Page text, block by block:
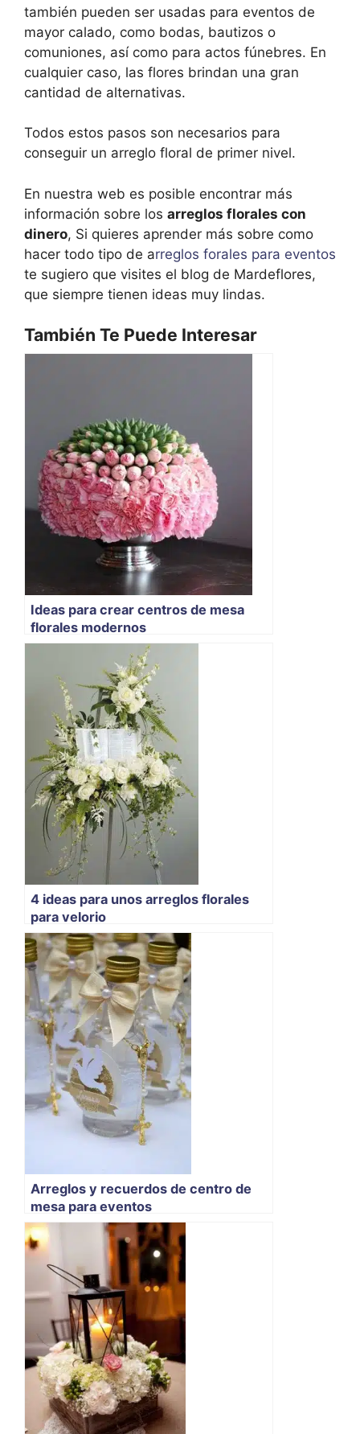
también pueden ser usadas para eventos de
mayor calado, como bodas, bautizos o
comuniones, así como para actos fúnebres. En
cualquier caso, las flores brindan una gran
cantidad de alternativas.
Todos estos pasos son necesarios para
conseguir un arreglo floral de primer nivel.
En nuestra web es posible encontrar más
información sobre los arreglos florales con
dinero, Si quieres aprender más sobre como
hacer todo tipo de arreglos forales para eventos
te sugiero que visites el blog de Mardeflores,
que siempre tienen ideas muy lindas.
También Te Puede Interesar
Ideas para crear centros de mesa
florales modernos
4 ideas para unos arreglos florales
para velorio
Arreglos y recuerdos de centro de
mesa para eventos